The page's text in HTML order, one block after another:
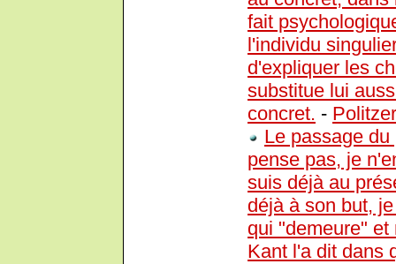
fait
l'individu
d'expliquer les
substitue lui
concret. - Politzer
Le passage
pense pas, je
suis déjà au
déjà à son but,
qui "demeure"
Kant l'a dit dans